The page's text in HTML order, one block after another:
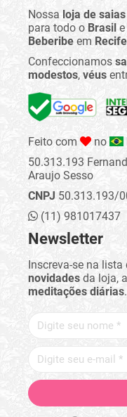
Nossa loja de
para todo o Brasil
Beberibe em
Confeccionamos
modestos, véus
Feito com no
50.313.193
Araujo Sesso
CNPJ 50.313.193/
(11) 981017437
Newsletter
Inscreva-se na lista
novidades da loja,
meditações diárias